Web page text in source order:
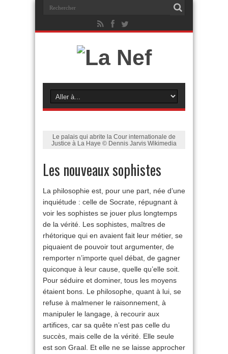
Le palais qui abrite la Cour internationale de
Justice à La Haye © Dennis Jarvis Wikimedia
Les nouveaux sophistes
La philosophie est, pour une part, née d’une
inquiétude : celle de Socrate, répugnant à
voir les sophistes se jouer plus longtemps
de la vérité. Les sophistes, maîtres de
rhétorique qui en avaient fait leur métier, se
piquaient de pouvoir tout argumenter, de
remporter n’importe quel débat, de gagner
quiconque à leur cause, quelle qu’elle soit.
Pour séduire et dominer, tous les moyens
étaient bons. Le philosophe, quant à lui, se
refuse à malmener le raisonnement, à
manipuler le langage, à recourir aux
artifices, car sa quête n’est pas celle du
succès, mais celle de la vérité. Elle seule
est son Graal. Et elle ne se laisse approcher